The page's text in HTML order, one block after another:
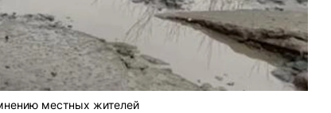
местных жителей